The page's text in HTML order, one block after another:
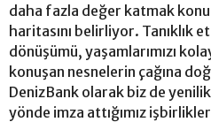
daha fazla değer katmak
haritasını belirliyor. Tanıklık
dönüşümü, yaşamlarımızı
konuşan nesnelerin çağına
DenizBank olarak biz de
yönde imza attığımız